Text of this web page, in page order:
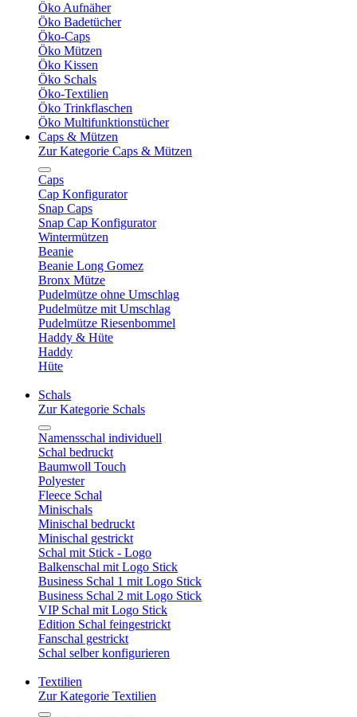
Öko Aufnäher
Öko Badetücher
Öko-Caps
Öko Mützen
Öko Kissen
Öko Schals
Öko-Textilien
Öko Trinkflaschen
Öko Multifunktionstücher
Caps & Mützen
Zur Kategorie Caps & Mützen
Caps
Cap Konfigurator
Snap Caps
Snap Cap Konfigurator
Wintermützen
Beanie
Beanie Long Gomez
Bronx Mütze
Pudelmütze ohne Umschlag
Pudelmütze mit Umschlag
Pudelmütze Riesenbommel
Haddy & Hüte
Haddy
Hüte
Schals
Zur Kategorie Schals
Namensschal individuell
Schal bedruckt
Baumwoll Touch
Polyester
Fleece Schal
Minischals
Minischal bedruckt
Minischal gestrickt
Schal mit Stick - Logo
Balkenschal mit Logo Stick
Business Schal 1 mit Logo Stick
Business Schal 2 mit Logo Stick
VIP Schal mit Logo Stick
Edition Schal feingestrickt
Fanschal gestrickt
Schal selber konfigurieren
Textilien
Zur Kategorie Textilien